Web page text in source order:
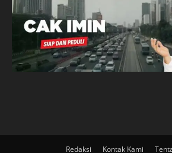
Redaksi Kontak Kami